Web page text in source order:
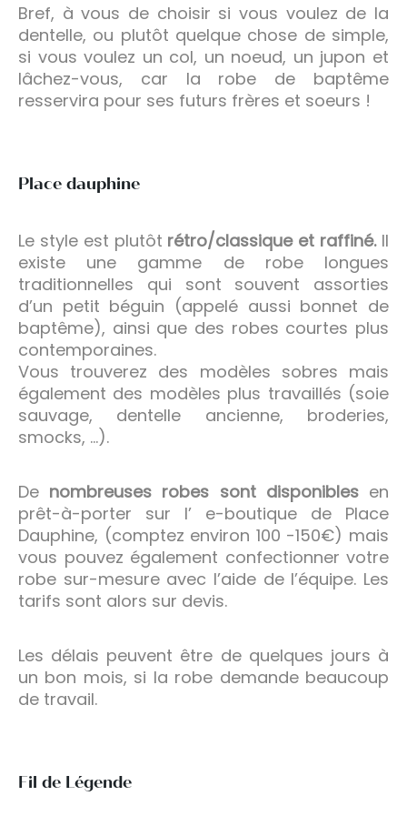
Bref, à vous de choisir si vous voulez de la
dentelle, ou plutôt quelque chose de simple,
si vous voulez un col, un noeud, un jupon et
lâchez-vous, car la robe de baptême
resservira pour ses futurs frères et soeurs !
Place dauphine
Le style est plutôt rétro/classique et raffiné.Il
existe une gamme de robe longues
traditionnelles qui sont souvent assorties
d’un petit béguin (appelé aussi bonnet de
baptême), ainsi que des robes courtes plus
contemporaines.
Vous trouverez des modèles sobres mais
également des modèles plus travaillés (soie
sauvage, dentelle ancienne, broderies,
smocks, …).
De nombreuses robes sont disponiblesen
prêt-à-porter sur l’ e-boutique de Place
Dauphine, (comptez environ 100 -150€) mais
vous pouvez également confectionner votre
robe sur-mesure avec l’aide de l’équipe. Les
tarifs sont alors sur devis.
Les délais peuvent être de quelques jours à
un bon mois, si la robe demande beaucoup
de travail.
Fil de Légende